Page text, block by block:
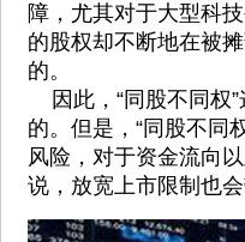
障，尤其对于大型科
的股权却不断地在被
的。
因此，“同股不同权
的。但是，“同股不同
风险，对于资金流向
说，放宽上市限制也会